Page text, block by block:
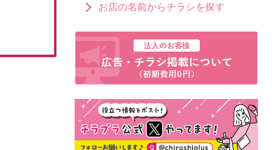
お店の名前からチラシを探す